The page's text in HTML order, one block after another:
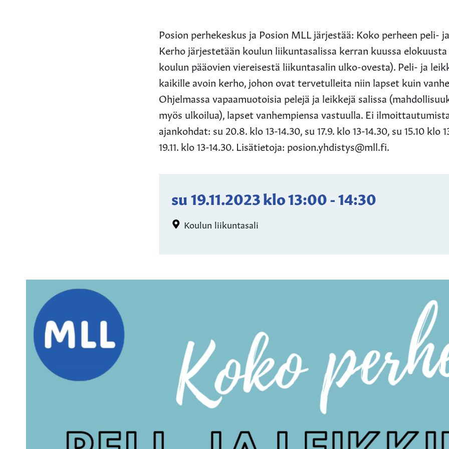
Posion perhekeskus ja Posion MLL järjestää: Koko perheen peli-
Kerho järjestetään koulun liikuntasalissa kerran kuussa
koulun pääovien viereisestä liikuntasalin ulko-ovesta). Peli- ja
kaikille avoin kerho, johon ovat tervetulleita niin lapset kuin
Ohjelmassa vapaamuotoisia pelejä ja leikkejä salissa
myös ulkoilua), lapset vanhempiensa vastuulla. Ei
ajankohdat: su 20.8. klo 13-14.30, su 17.9. klo 13-14.30, su 15.10 klo
19.11. klo 13-14.30. Lisätietoja: posion.yhdistys@mll.fi.
su 19.11.2023klo13:00-14:30
Koulun liikuntasali